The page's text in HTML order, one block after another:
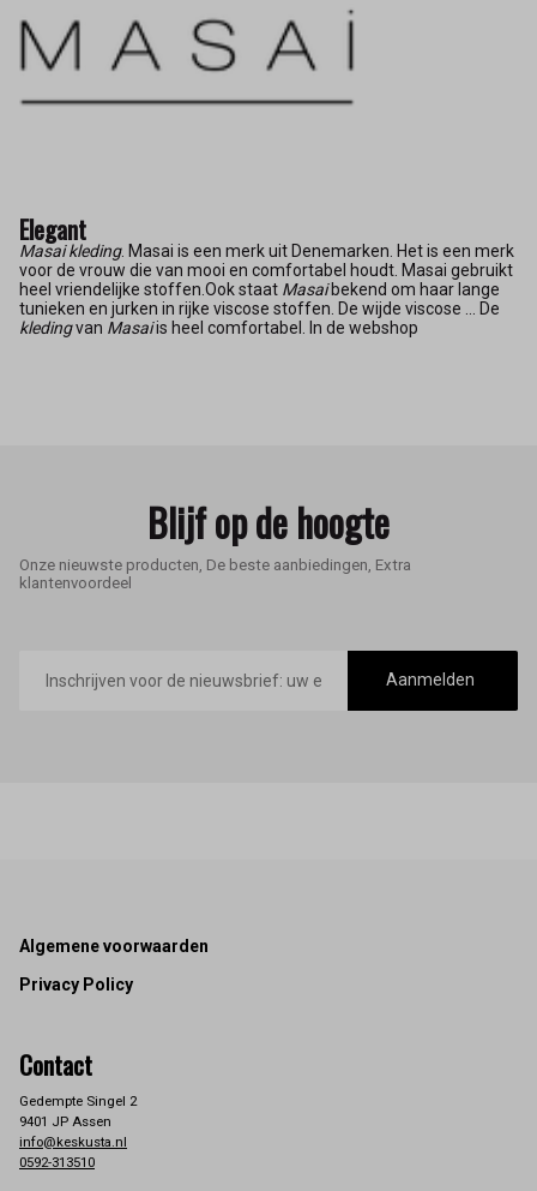
Elegant
Masai kleding. Masai is een merk uit Denemarken. Het is een merk
voor de vrouw die van mooi en comfortabel houdt. Masai gebruikt
heel vriendelijke stoffen.Ook staat Masaibekend om haar lange
tunieken en jurken in rijke viscose stoffen. De wijde viscose ... De
kledingvan Masaiis heel comfortabel. In de webshop
Blijf op de hoogte
Onze nieuwste producten, De beste aanbiedingen, Extra
klantenvoordeel
mailadres
Aanmelden
Footer
Algemene voorwaarden
Privacy Policy
Contact
Gedempte Singel 2
9401 JP Assen
info@keskusta.nl
0592-313510